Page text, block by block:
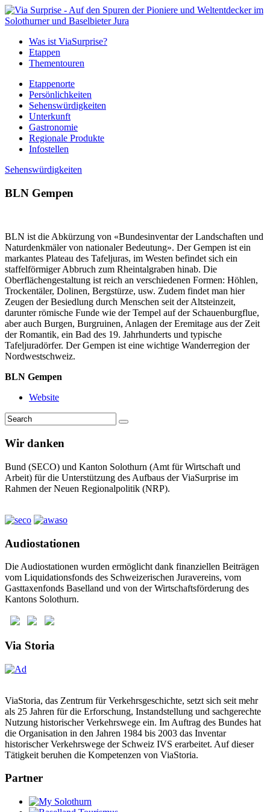
Was ist ViaSurprise?
Etappen
Thementouren
Etappenorte
Persönlichkeiten
Sehenswürdigkeiten
Unterkunft
Gastronomie
Regionale Produkte
Infostellen
Sehenswürdigkeiten
BLN Gempen
BLN ist die Abkürzung von «Bundesinventar der Landschaften und
Naturdenkmäler von nationaler Bedeutung». Der Gempen ist ein
markantes Plateau des Tafeljuras, im Westen befindet sich ein
staffelförmiger Abbruch zum Rheintalgraben hinab. Die
Oberflächengestaltung ist reich an verschiedenen Formen: Höhlen,
Trockentäler, Dolinen, Bergstürze, usw. Zudem findet man hier
Zeugen der Besiedlung durch Menschen seit der Altsteinzeit,
darunter römische Funde wie der Tempel auf der Schauenburgflue,
aber auch Burgen, Burgruinen, Anlagen der Eremitage aus der Zeit
der Romantik, ein Bad des 19. Jahrhunderts und typische
Tafeljuradörfer. Der Gempen ist eine wichtige Wanderregion der
Nordwestschweiz.
BLN Gempen
Website
Wir danken
Bund (SECO) und Kanton Solothurn (Amt für Wirtschaft und
Arbeit) für die Unterstützung des Aufbaus der ViaSurprise im
Rahmen der Neuen Regionalpolitik (NRP).
Audiostationen
Die Audiostationen wurden ermöglicht dank finanziellen Beiträgen
vom Liquidationsfonds des Schweizerischen Juravereins, vom
Gasttaxenfonds Baselland und von der Wirtschaftsförderung des
Kantons Solothurn.
Via Storia
ViaStoria, das Zentrum für Verkehrsgeschichte, setzt sich seit mehr
als 25 Jahren für die Erforschung, Instandstellung und sachgerechte
Nutzung historischer Verkehrswege ein. Im Auftrag des Bundes hat
die Organisation in den Jahren 1984 bis 2003 das Inventar
historischer Verkehrswege der Schweiz IVS erarbeitet. Auf dieser
Tätigkeit beruhen die Kompetenzen von ViaStoria.
Partner